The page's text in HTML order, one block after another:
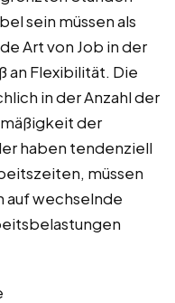
sein müssen als
Art von Job in der
an Flexibilität. Die
in der Anzahl der
der
haben tendenziell
müssen
auf wechselnde